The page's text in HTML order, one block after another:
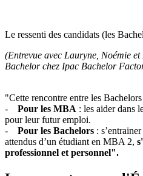
Le ressenti des candidats (les
(Entrevue avec Lauryne, Noémie
Bachelor chez Ipac Bachelor
"Cette rencontre entre les
- Pour les MBA : les aider dans
pour leur futur emploi.
-
Pour les Bachelors :
attendus d’un étudiant en MBA 2,
professionnel et personnel".